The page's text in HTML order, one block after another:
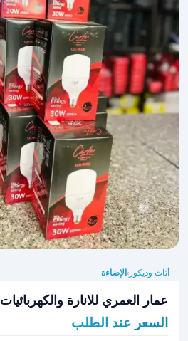
أثاث وديكور ›الإضاءة
عمار العمري للانارة والكهربائيات
السعر عند الطلب